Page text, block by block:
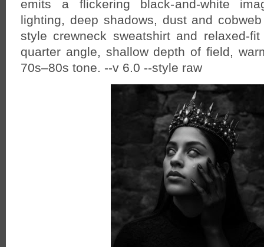
emits a flickering black-and-white
lighting, deep shadows, dust and
style crewneck sweatshirt and relaxed-
quarter angle, shallow depth of field,
70s–80s tone. --v 6.0 --style raw